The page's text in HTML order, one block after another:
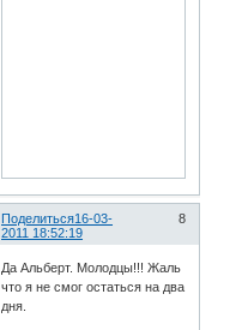
Поделиться 8
16-03-
2011 18:52:19
Да Альберт. Молодцы!!! Жаль
что я не смог остаться на два
дня.